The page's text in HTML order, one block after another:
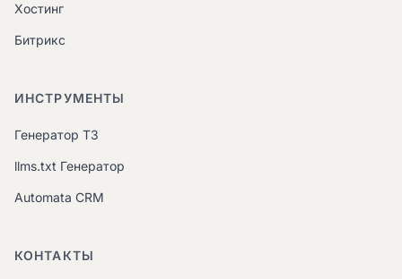
Хостинг
Битрикс
ИНСТРУМЕНТЫ
Генератор ТЗ
llms.txt Генератор
Automata CRM
КОНТАКТЫ